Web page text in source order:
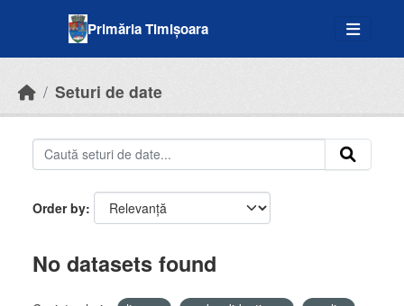
Primăria Timișoara
Seturi de date
Order by
No datasets found